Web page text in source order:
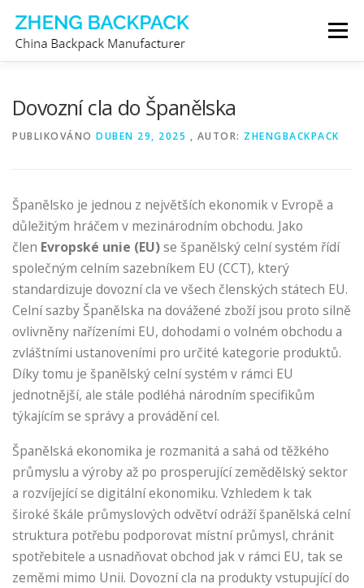
obsah
Menu
Dovozní cla do Španělska
PUBLIKOVÁNO DUBEN 29, 2025 , AUTOR: ZHENGBACKPACK
Španělsko je jednou z největších ekonomik v Evropě a
důležitým hráčem v mezinárodním obchodu. Jako
člen Evropské unie (EU)se španělský celní systém řídí
společným celním sazebníkem EU (CCT), který
standardizuje dovozní cla ve všech členských státech EU.
Celní sazby Španělska na dovážené zboží jsou proto silně
ovlivněny nařízeními EU, dohodami o volném obchodu a
zvláštními ustanoveními pro určité kategorie produktů.
Díky tomu je španělský celní systém v rámci EU
jednotnější, ale stále podléhá národním specifikům
týkajícím se správy a provádění cel.
Španělská ekonomika je rozmanitá a sahá od těžkého
průmyslu a výroby až po prosperující zemědělský sektor
a rozvíjející se digitální ekonomiku. Vzhledem k tak
široké škále průmyslových odvětví odráží španělská celní
struktura potřebu podporovat místní průmysl, chránit
spotřebitele a usnadňovat obchod jak v rámci EU, tak se
zeměmi mimo Unii. Dovozní cla na produkty vstupující do